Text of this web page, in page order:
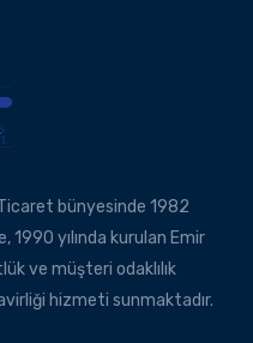
bünyesinde 1982
1990 yılında kurulan Emir
ve müşteri odaklılık
hizmeti sunmaktadır.